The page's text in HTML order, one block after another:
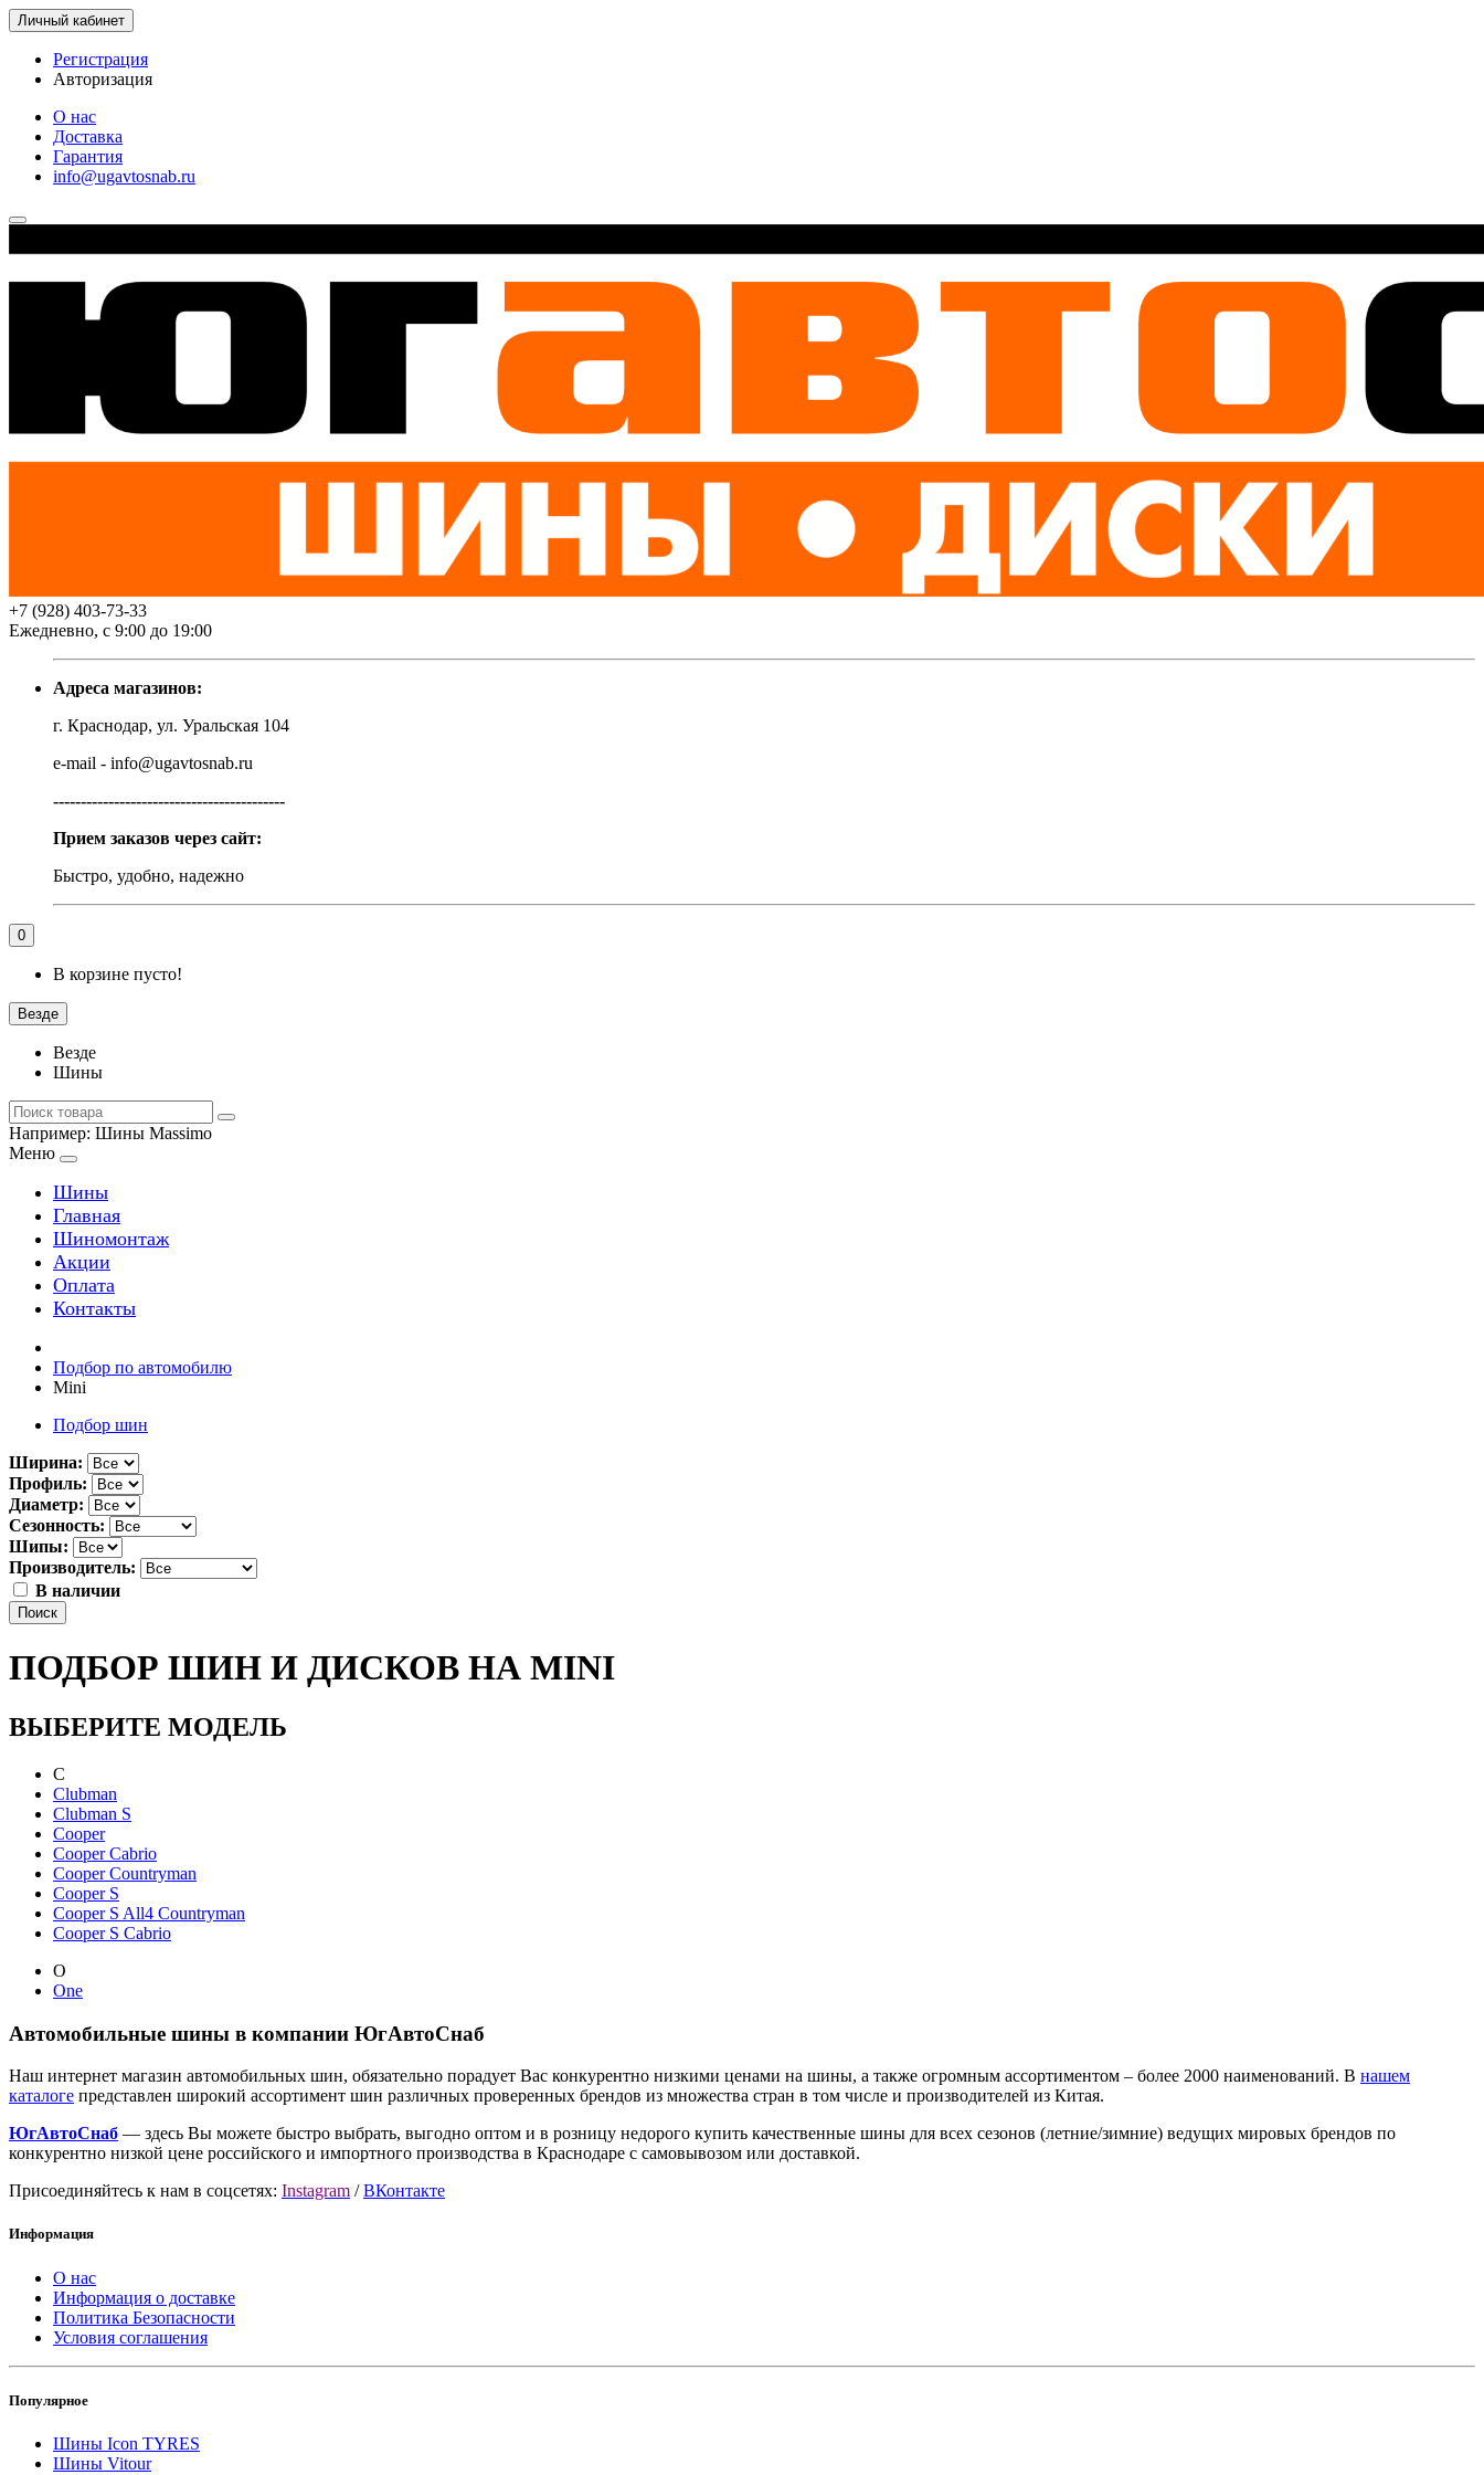
Личный кабинет
Регистрация
Авторизация
О нас
Доставка
Гарантия
info@ugavtosnab.ru
+7 (928) 403-73-33
Ежедневно, с 9:00 до 19:00
Адреса магазинов:
г. Краснодар, ул. Уральская 104
e-mail - info@ugavtosnab.ru
------------------------------------------
Прием заказов через сайт:
Быстро, удобно, надежно
0
В корзине пусто!
Везде
Везде
Шины
Например: Шины Massimo
Меню
Шины
Главная
Шиномонтаж
Акции
Оплата
Контакты
Подбор по автомобилю
Mini
Подбор шин
Ширина:
Профиль:
Диаметр:
Сезонность:
Шипы:
Производитель:
В наличии
Поиск
ПОДБОР ШИН И ДИСКОВ НА MINI
ВЫБЕРИТЕ МОДЕЛЬ
C
Clubman
Clubman S
Cooper
Cooper Cabrio
Cooper Countryman
Cooper S
Cooper S All4 Countryman
Cooper S Cabrio
O
One
Автомобильные шины в компании ЮгАвтоСнаб
Наш интернет магазин автомобильных шин, обязательно порадует Вас конкурентно низкими ценами на шины, а также огромным ассортиментом – более 2000 наименований. В нашем
каталоге представлен широкий ассортимент шин различных проверенных брендов из множества стран в том числе и производителей из Китая.
ЮгАвтоСнаб — здесь Вы можете быстро выбрать, выгодно оптом и в розницу недорого купить качественные шины для всех сезонов (летние/зимние) ведущих мировых брендов по
конкурентно низкой цене российского и импортного производства в Краснодаре с самовывозом или доставкой.
Присоединяйтесь к нам в соцсетях: Instagram /ВКонтакте
Информация
О нас
Информация о доставке
Политика Безопасности
Условия соглашения
Популярное
Шины Icon TYRES
Шины Vitour